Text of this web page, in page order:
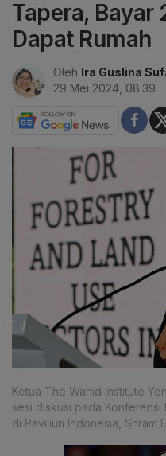
Tapera, Bayar
Dapat Rumah
Oleh Ira Guslina
29 Mei 2024, 08:39
Ketua The Wahid Institute
sesi diskusi pada Konferensi
di Paviliun Indonesia, Shram